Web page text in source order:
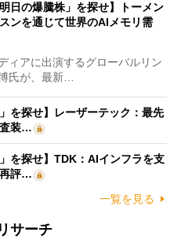
日の爆騰株」を探せ】トーメン
ンを通じて世界のAIメモリ需
ィアに出演するグローバルリン
氏が、最新…
を探せ】レーザーテック：最先
査装…
を探せ】TDK：AIインフラを支
評…
一覧を見る
サーチ